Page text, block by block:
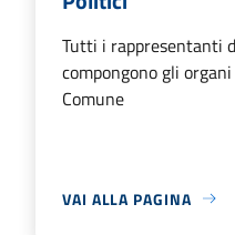
Tutti i rappresentanti
compongono gli
Comune
VAI ALLA PAGINA